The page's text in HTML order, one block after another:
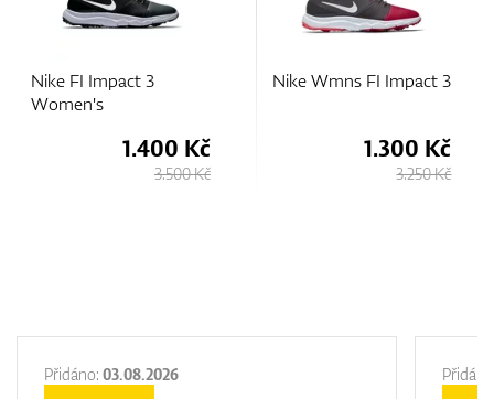
Nike FI Impact 3
Women's
1.400 Kč
3.500 Kč
Nike Wmns FI Impact 3
1.300 Kč
3.250 Kč
Přidáno: 03.08.2026